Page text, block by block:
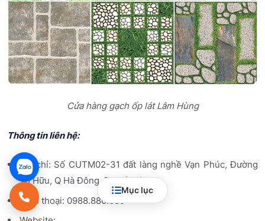
Cửa hàng gạch ốp lát Lâm Hùng
Thông tin liên hệ:
Địa chỉ: Số CUTM02-31 đất làng nghề Vạn Phúc, Đường
Tố Hữu, Q Hà Đông, TP Hà Nội
Điện thoại: 0988.880.689
Mục lục